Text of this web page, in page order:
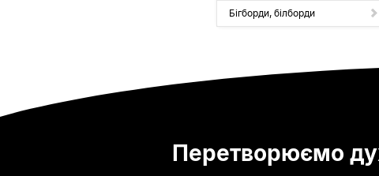
Бігборди, білборди
Перетворюємо